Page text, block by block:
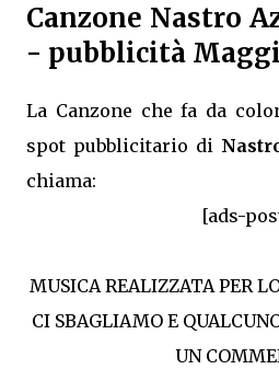
Canzone Nastro
- pubblicità
La Canzone che fa da
spot pubblicitario di
chiama:
[ads-
MUSICA REALIZZATA PER
CI SBAGLIAMO E
UN